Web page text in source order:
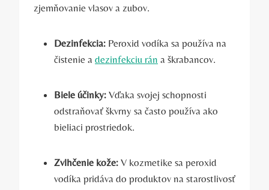
zjemňovanie vlasov a zubov.
Dezinfekcia: Peroxid vodíka sa používa na
čistenie a dezinfekciu rán a škrabancov.
Biele účinky: Vďaka svojej schopnosti
odstraňovať škvrny sa často používa ako
bieliaci prostriedok.
Zvlhčenie kože: V kozmetike sa peroxid
vodíka pridáva do produktov na starostlivosť